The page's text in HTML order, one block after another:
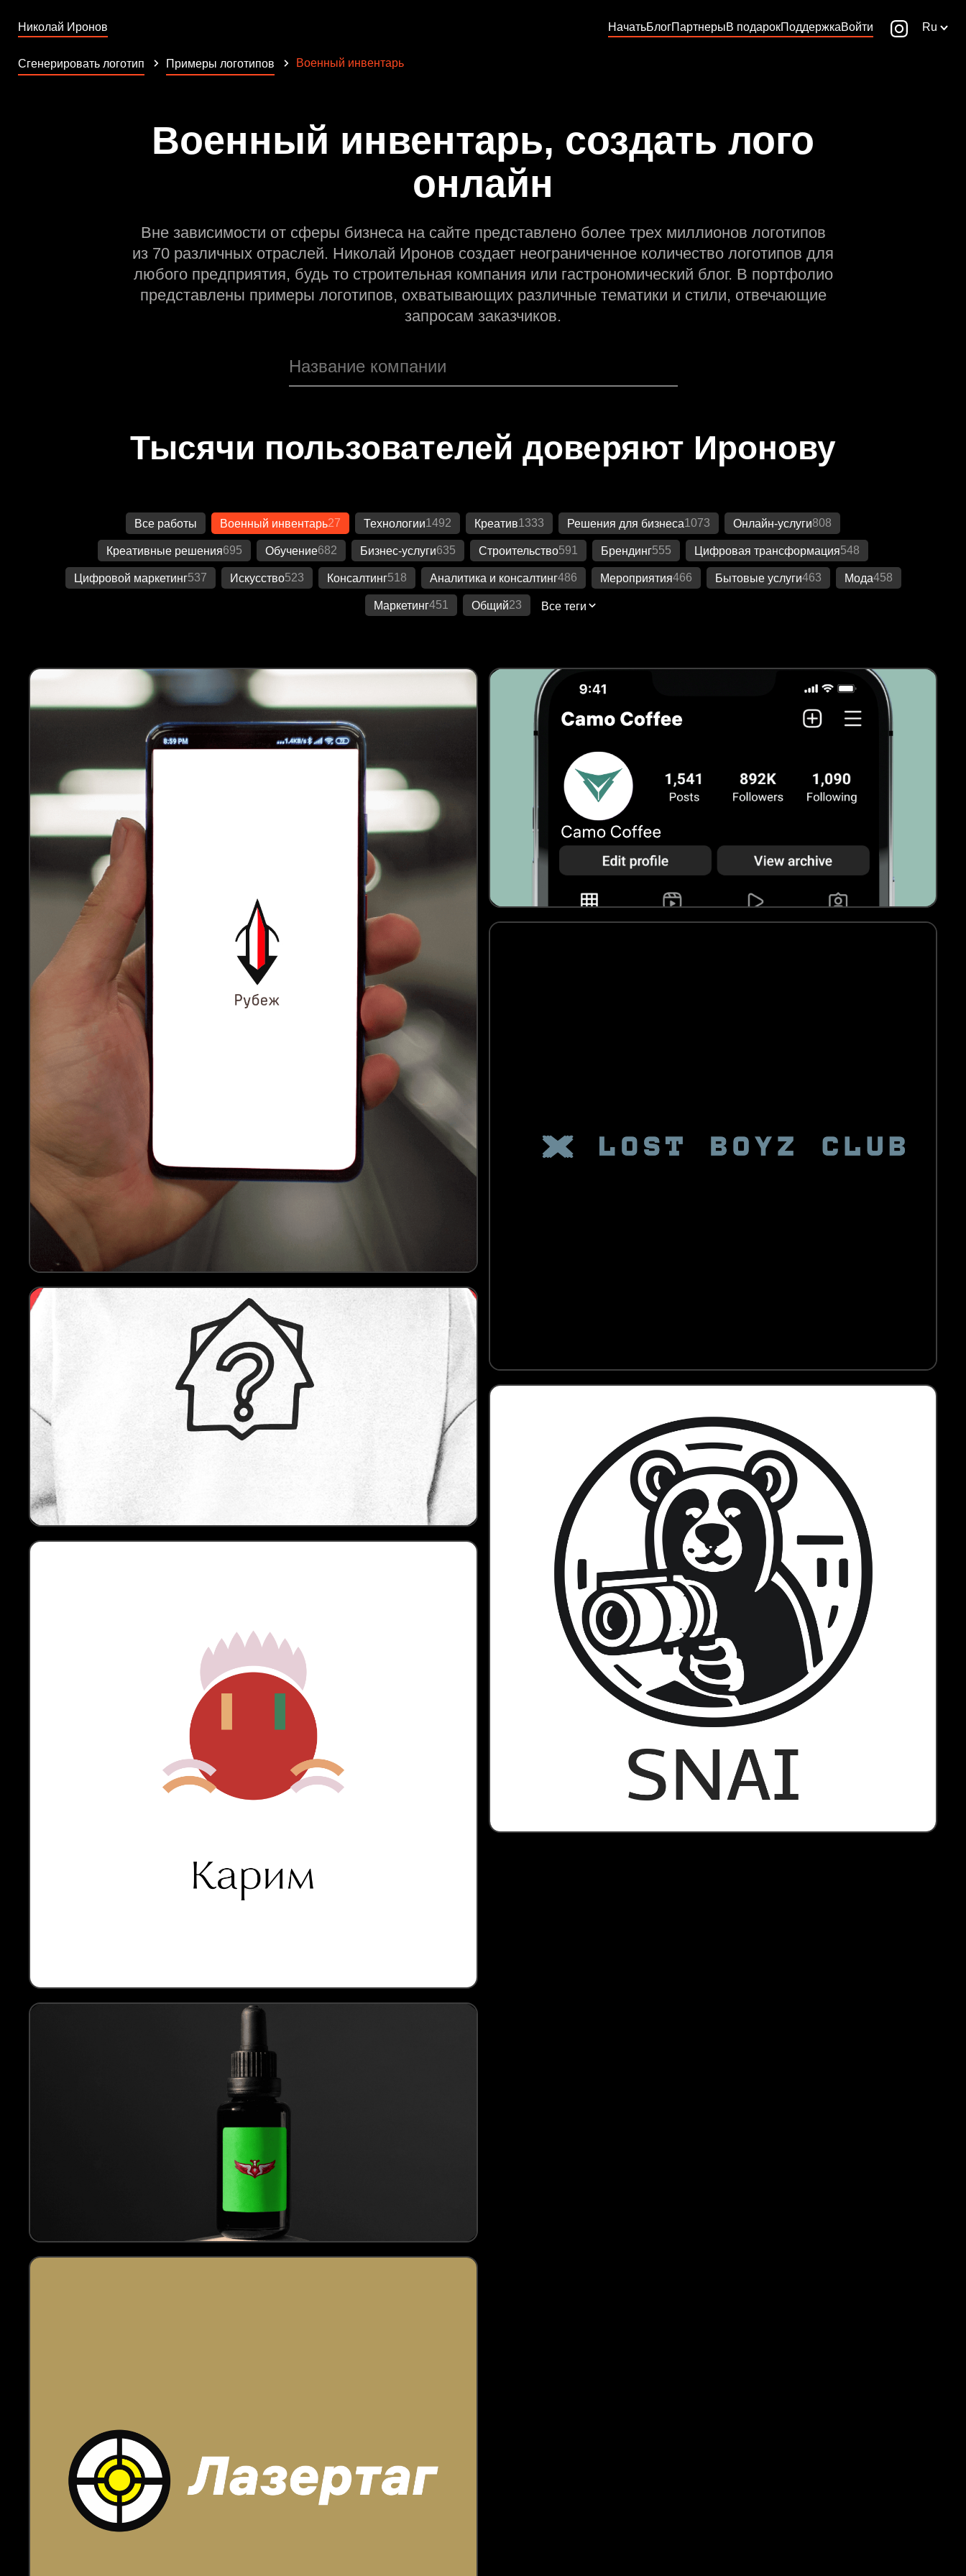
Николай Иронов НачатьБлогПартнерыВ подарокПоддержкаВойти Ru
Сгенерировать логотип Примеры логотипов Военный инвентарь
Военный инвентарь, создать лого
онлайн
Вне зависимости от сферы бизнеса на сайте представлено более трех миллионов логотипов
из 70 различных отраслей. Николай Иронов создает неограниченное количество логотипов для
любого предприятия, будь то строительная компания или гастрономический блог. В портфолио
представлены примеры логотипов, охватывающих различные тематики и стили, отвечающие
запросам заказчиков.
Тысячи пользователей доверяют Иронову
Все работы Военный инвентарь27 Технологии1492 Креатив1333 Решения для бизнеса1073 Онлайн-услуги808
Креативные решения695 Обучение682 Бизнес-услуги635 Строительство591 Брендинг555 Цифровая трансформация548
Цифровой маркетинг537 Искусство523 Консалтинг518 Аналитика и консалтинг486 Мероприятия466 Бытовые услуги463 Мода458
Маркетинг451 Общий23 Все теги